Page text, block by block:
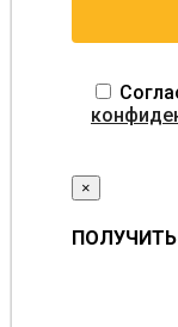
×
ПОЛУЧИТЬ